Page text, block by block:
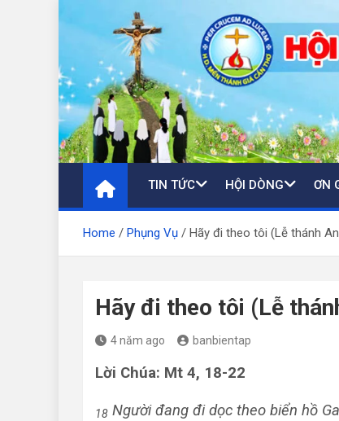
TIN TỨC HỘI DÒNG ƠN
Home Phụng Vụ Hãy đi theo tôi (Lễ thánh
Hãy đi theo tôi (Lễ
4 năm ago banbientap
Lời Chúa: Mt 4, 18-22
18 Người đang đi dọc theo biển hồ